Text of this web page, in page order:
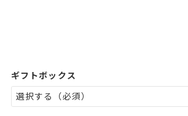
ギフトボックス